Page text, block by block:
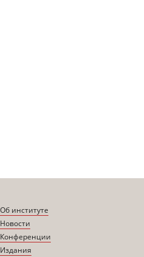
Об институте
Новости
Конференции
Издания